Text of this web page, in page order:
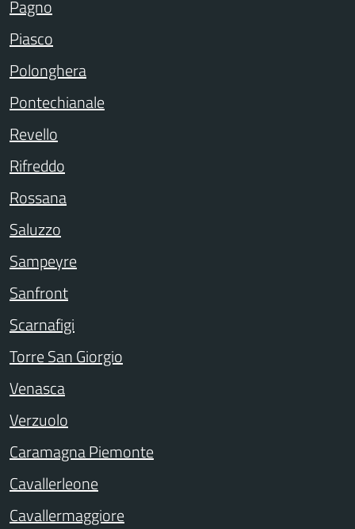
Pagno
Piasco
Polonghera
Pontechianale
Revello
Rifreddo
Rossana
Saluzzo
Sampeyre
Sanfront
Scarnafigi
Torre San Giorgio
Venasca
Verzuolo
Caramagna Piemonte
Cavallerleone
Cavallermaggiore